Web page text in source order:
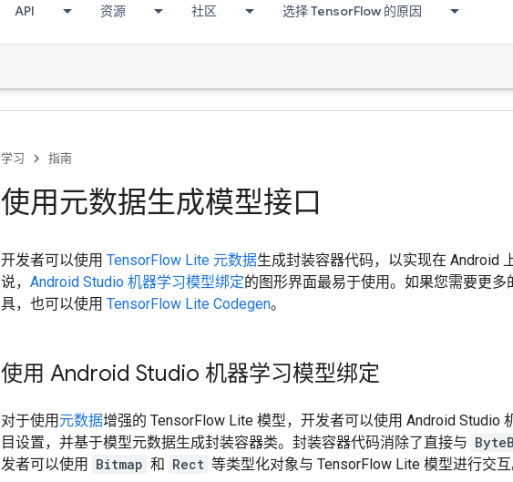
API 资源 社区 选择 TensorFlow 的原因
学习 指南
使用元数据生成模型接口
开发者可以使用 TensorFlow Lite 元数据生成封装容器代码，以实现在 Android
说， Android Studio 机器学习模型绑定的图形界面最易于使用。如果您需要更
具，也可以使用 TensorFlow Lite Codegen。
使用 Android Studio 机器学习模型绑定
对于使用 元数据增强的 TensorFlow Lite 模型，开发者可以使用 Android Studio
目设置，并基于模型元数据生成封装容器类。封装容器代码消除了直接与
发者可以使用
Bitmap 和 Rect 等类型化对象与 TensorFlow Lite 模型进行交